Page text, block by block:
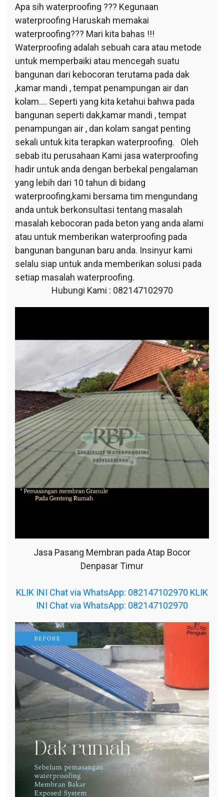
Apa sih waterproofing ??? Kegunaan
waterproofing Haruskah memakai
waterproofing??? Mari kita bahas !!!
Waterproofing adalah sebuah cara atau metode
untuk memperbaiki atau mencegah suatu
bangunan dari kebocoran terutama pada dak
,kamar mandi , tempat penampungan air dan
kolam…. Seperti yang kita ketahui bahwa pada
bangunan seperti dak,kamar mandi , tempat
penampungan air , dan kolam sangat penting
sekali untuk kita terapkan waterproofing. Oleh
sebab itu perusahaan Kami jasa waterproofing
hadir untuk anda dengan berbekal pengalaman
yang lebih dari 10 tahun di bidang
waterproofing,kami bersama tim mengundang
anda untuk berkonsultasi tentang masalah
masalah kebocoran pada beton yang anda alami
atau untuk memberikan waterproofing pada
bangunan bangunan baru anda. Insinyur kami
selalu siap untuk anda memberikan solusi pada
setiap masalah waterproofing.
Hubungi Kami : 082147102970
Jasa Pasang Membran pada Atap Bocor
Denpasar Timur
KLIK INI Chat via WhatsApp: 082147102970 KLIK
INI Chat via WhatsApp: 082147102970